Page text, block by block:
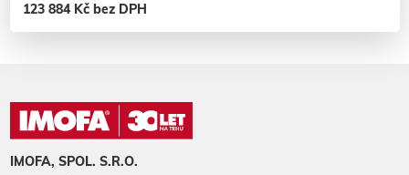
123 884 Kč bez DPH
IMOFA, SPOL. S.R.O.